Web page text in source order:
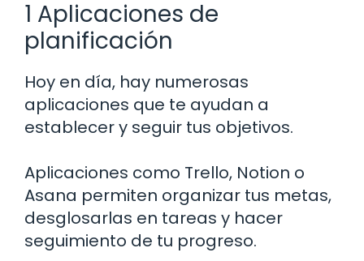
1 Aplicaciones de
planificación
Hoy en día, hay numerosas
aplicaciones que te ayudan a
establecer y seguir tus objetivos.
Aplicaciones como Trello, Notion o
Asana permiten organizar tus metas,
desglosarlas en tareas y hacer
seguimiento de tu progreso.